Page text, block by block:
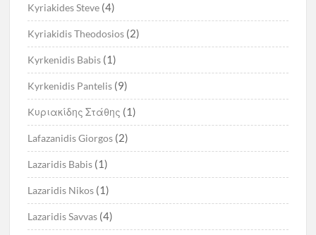
Kyriakides Steve (4)
Kyriakidis Theodosios (2)
Kyrkenidis Babis (1)
Kyrkenidis Pantelis (9)
Kυριακίδης Στάθης (1)
Lafazanidis Giorgos (2)
Lazaridis Babis (1)
Lazaridis Nikos (1)
Lazaridis Savvas (4)